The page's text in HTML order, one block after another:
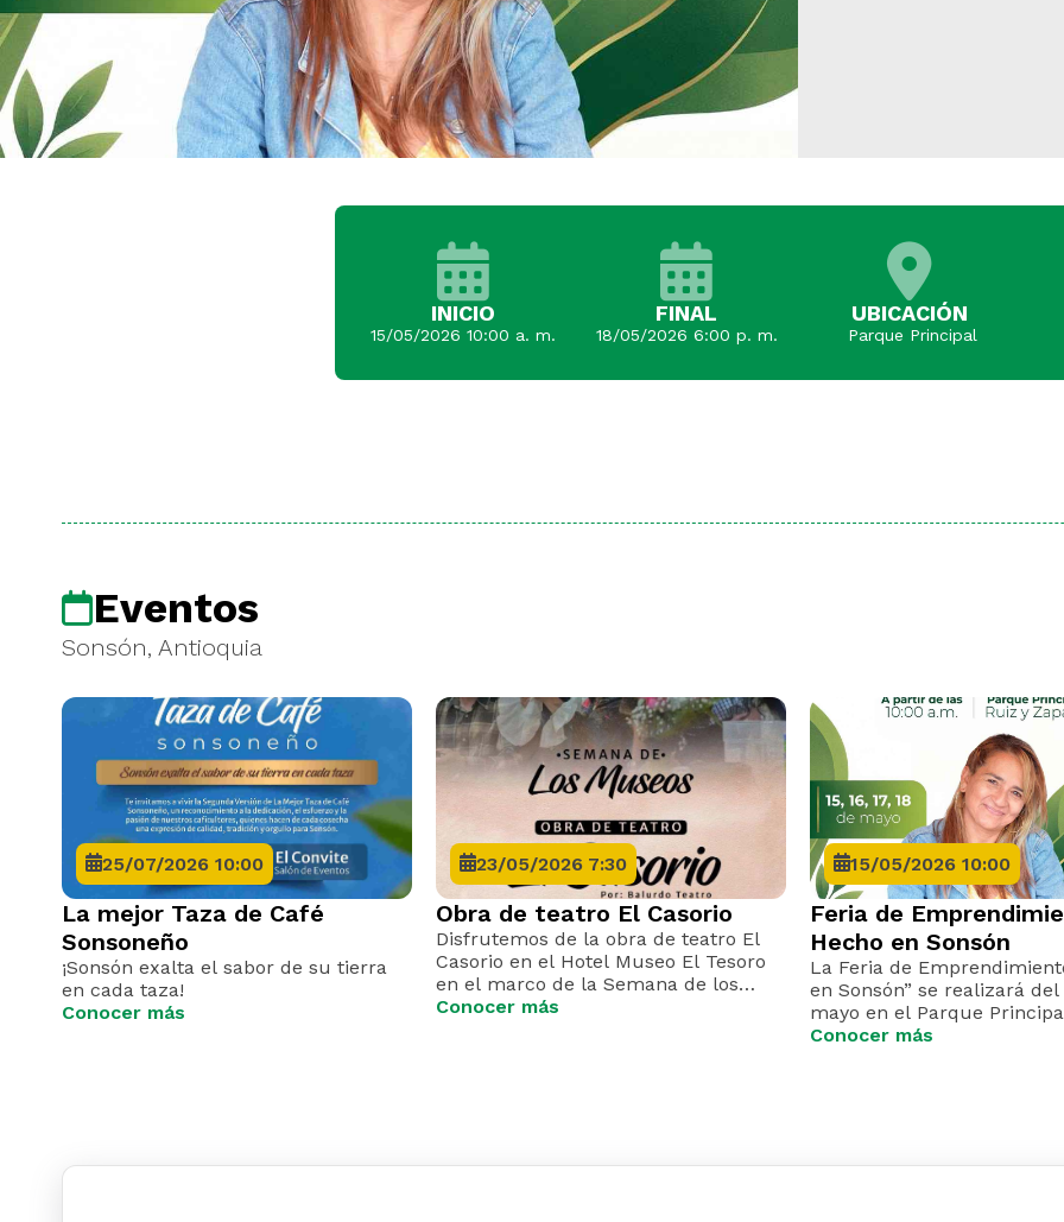
INICIO
15/05/2026 10:00 a. m.
FINAL
18/05/2026 6:00 p. m.
UBICACIÓN
Parque Principal
Eventos
Sonsón, Antioquia
25/07/2026 10:00
La mejor Taza de Café
Sonsoneño
¡Sonsón exalta el sabor de su tierra
en cada taza!
Conocer más
23/05/2026 7:30
Obra de teatro El Casorio
Disfrutemos de la obra de teatro El
Casorio en el Hotel Museo El Tesoro
en el marco de la Semana de los
Museos.
Conocer más
15/05/2026 10:00
Feria de
Hecho en Sonsón
La Feria de
en Sonsón” se realizará del
mayo en el Parque
apoyar el talento y los
Conocer más